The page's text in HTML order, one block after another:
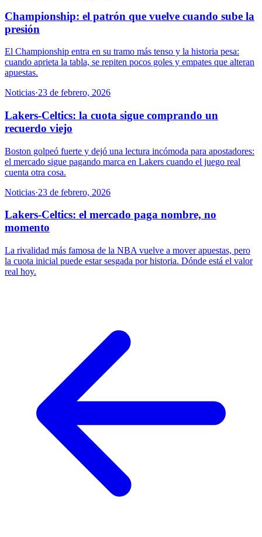
Championship: el patrón que vuelve cuando sube la
presión
El Championship entra en su tramo más tenso y la historia pesa:
cuando aprieta la tabla, se repiten pocos goles y empates que alteran
apuestas.
Noticias·23 de febrero, 2026
Lakers-Celtics: la cuota sigue comprando un
recuerdo viejo
Boston golpeó fuerte y dejó una lectura incómoda para apostadores:
el mercado sigue pagando marca en Lakers cuando el juego real
cuenta otra cosa.
Noticias·23 de febrero, 2026
Lakers-Celtics: el mercado paga nombre, no
momento
La rivalidad más famosa de la NBA vuelve a mover apuestas, pero
la cuota inicial puede estar sesgada por historia. Dónde está el valor
real hoy.